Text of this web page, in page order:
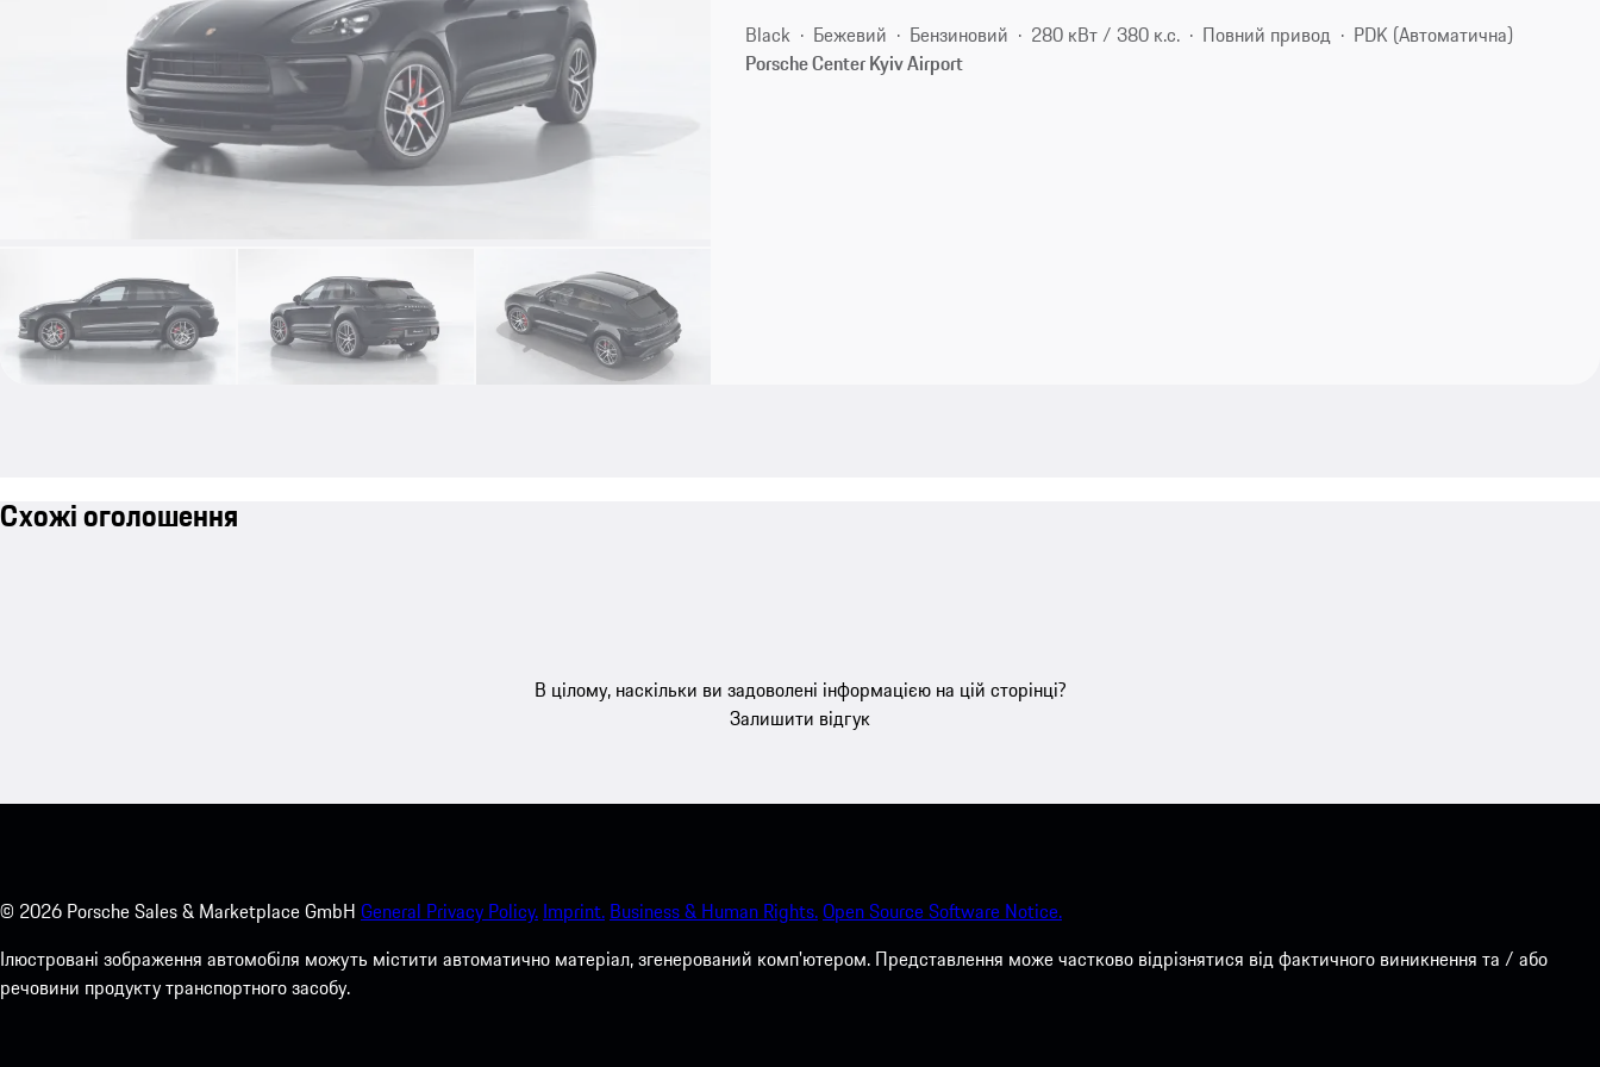
Black Бежевий Бензиновий 280 кВт / 380 к.с. Повний привод
PDK (Автоматична)
Porsche Center Kyiv Airport
Схожі оголошення
В цілому, наскільки ви задоволені інформацією на цій сторінці?
Залишити відгук
© 2026 Porsche Sales & Marketplace GmbH General Privacy Policy. Imprint. Business & Human Rights.Open Source Software Notice.
Ілюстровані зображення автомобіля можуть містити автоматично матеріал, згенерований комп'ютером. Представлення може частково відрізнятися від фактичного виникнення та / або
речовини продукту транспортного засобу.